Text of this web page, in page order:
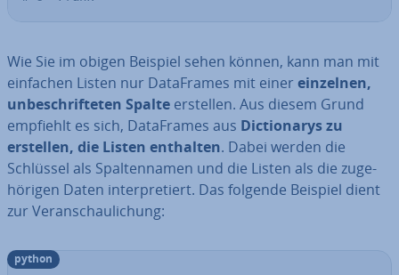
Wie Sie im obigen Beispiel sehen können, kann man mit
einfachen Listen nur Da­ta­Frames mit einer einzelnen,
un­be­schrif­te­ten Spalte erstellen. Aus diesem Grund
empfiehlt es sich, Da­ta­Frames aus Dic­tion­a­rys zu
erstellen, die Listen enthalten. Dabei werden die
Schlüssel als Spal­ten­na­men und die Listen als die zu­ge­
hö­ri­gen Daten in­ter­pre­tiert. Das folgende Beispiel dient
zur Ver­an­schau­li­chung:
python